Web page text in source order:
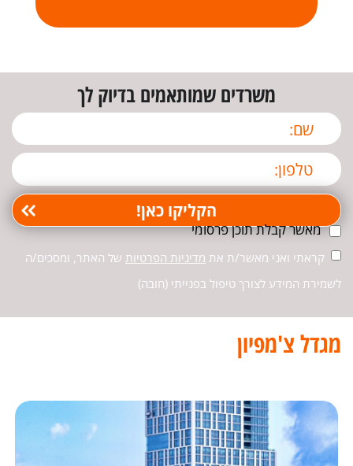
משרדים שמותאמים בדיוק לך
מאשר קבלת תוכן פרסומי
קראתי ואני מאשר/ת את מדיניות הפרטיות של האתר, ומסכים/ה
לשמירת המידע לצורך טיפול בפנייתי (חובה)
מגדל צ'מפיון